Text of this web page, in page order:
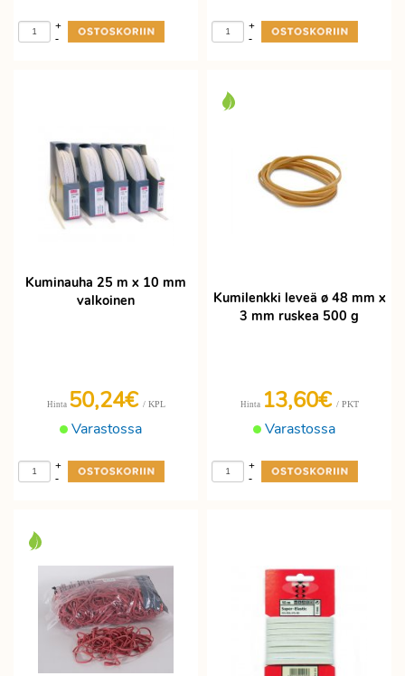
-
+
-
+
Kuminauha 25 m x 10 mm
valkoinen
Varastossa
Hinta 50,24€ / KPL
-
+
Kumilenkki leveä ø 48 mm x
3 mm ruskea 500 g
Varastossa
Hinta 13,60€ / PKT
-
+